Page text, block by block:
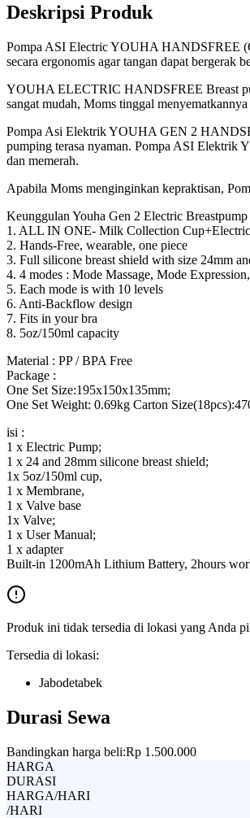
Deskripsi Produk
Pompa ASI Electric YOUHA HANDSFREE
secara ergonomis agar tangan dapat bergerak
YOUHA ELECTRIC HANDSFREE Breast
sangat mudah, Moms tinggal
Pompa Asi Elektrik YOUHA GEN 2
pumping terasa nyaman. Pompa ASI Elektrik
dan memerah.
Apabila Moms menginginkan kepraktisan,
Keunggulan Youha Gen 2 Electric Breastpump
1. ALL IN ONE- Milk Collection Cup+Electric
2. Hands-Free, wearable, one piece
3. Full silicone breast shield with size 24mm
4. 4 modes : Mode Massage, Mode
5. Each mode is with 10 levels
6. Anti-Backflow design
7. Fits in your bra
8. 5oz/150ml capacity
Material : PP / BPA Free
Package :
One Set Size:195x150x135mm;
One Set Weight: 0.69kg Carton
isi :
1 x Electric Pump;
1 x 24 and 28mm silicone breast shield;
1x 5oz/150ml cup,
1 x Membrane,
1 x Valve base
1x Valve;
1 x User Manual;
1 x adapter
Built-in 1200mAh Lithium Battery, 2hours
Produk ini tidak tersedia di lokasi yang Anda
Tersedia di lokasi:
Jabodetabek
Durasi Sewa
Bandingkan harga beli:Rp 1.500.000
HARGA
DURASI
HARGA/HARI
/HARI